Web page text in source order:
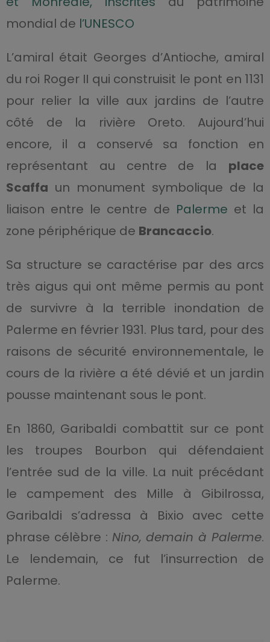
mondial de l’UNESCO
L’amiral était Georges d’Antioche, amiral
du roi Roger II qui construisit le pont en 1131
pour relier la ville aux jardins de l’autre
côté de la rivière Oreto. Aujourd’hui
encore, il a conservé sa fonction en
représentant au centre de la place
Scaffa un monument symbolique de la
liaison entre le centre de Palerme et la
zone périphérique de Brancaccio.
Sa structure se caractérise par des arcs
très aigus qui ont même permis au pont
de survivre à la terrible inondation de
Palerme en février 1931. Plus tard, pour des
raisons de sécurité environnementale, le
cours de la rivière a été dévié et un jardin
pousse maintenant sous le pont.
En 1860, Garibaldi combattit sur ce pont
les troupes Bourbon qui défendaient
l’entrée sud de la ville. La nuit précédant
le campement des Mille à Gibilrossa,
Garibaldi s’adressa à Bixio avec cette
phrase célèbre : Nino, demain à Palerme.
Le lendemain, ce fut l’insurrection de
Palerme.